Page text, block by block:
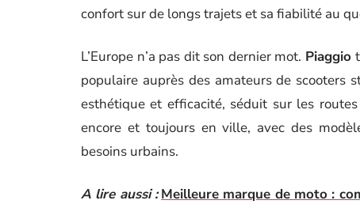
confort sur de longs trajets et sa fiabilité au
L’Europe n’a pas dit son dernier mot. Piaggio
populaire auprès des amateurs de scooters
esthétique et efficacité, séduit sur les
encore et toujours en ville, avec des
besoins urbains.
A lire aussi : Meilleure marque de moto :